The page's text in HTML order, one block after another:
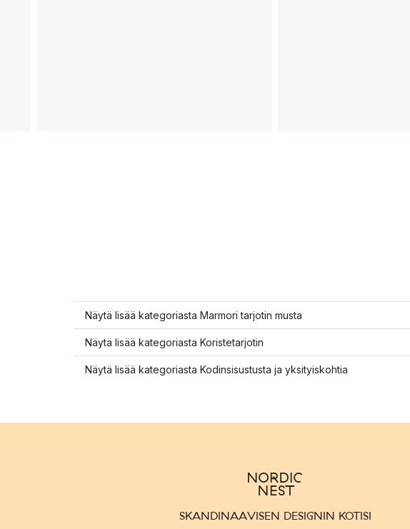
Näytä lisää kategoriasta Marmori tarjotin musta
Näytä lisää kategoriasta Koristetarjotin
Näytä lisää kategoriasta Kodinsisustusta ja yksityiskohtia
SKANDINAAVISEN DESIGNIN KOTISI